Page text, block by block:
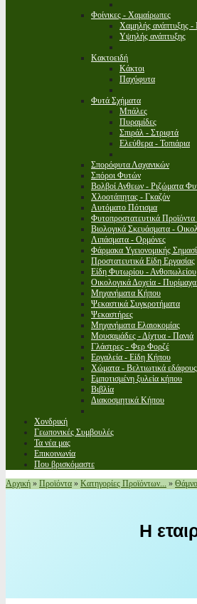
Φοίνικες - Χαμαίρωπες
Χαμηλής ανάπτυξης -
Υψηλής ανάπτυξης
Κακτοειδή
Κάκτοι
Παχύφυτα
Φυτά Σχήματα
Μπάλες
Πυραμίδες
Σπιράλ - Στριφτά
Ελεύθερα - Τοπιάρια
Σπορόφυτα Λαχανικών
Σπόροι Φυτών
Βολβοί Ανθεων - Ριζώματα
Χλοοτάπητας - Γκαζόν
Αυτόματο Πότισμα
Φυτοπροστατευτικά
Βιολογικά Σκευάσματα -
Λιπάσματα - Ορμόνες
Φάρμακα Υγειονομικής
Προστατευτικά Είδη Εργασίας
Είδη Φυτωρίου - Ανθοπωλείου
Οικολογικά Δοχεία -
Μηχανήματα Κήπου
Ψεκαστικά Συγκροτήματα
Ψεκαστήρες
Μηχανήματα Ελαιοκομίας
Μουσαμάδες - Δίχτυα - Πανιά
Γλάστρες - Φερ Φορζέ
Εργαλεία - Είδη Κήπου
Χώματα - Βελτιωτικά εδάφους
Εμποτισμένη ξυλεία κήπου
Βιβλία
Διακοσμητικά Κήπου
Χονδρική
Γεωπονικές Συμβουλές
Τα νέα μας
Επικοινωνία
Που βρισκόμαστε
Αρχική » Προϊόντα » Κατηγορίες Προϊόντων... »
Η